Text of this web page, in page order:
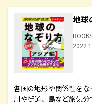
地
各国の地形や関係性をな
川や街道、島など旅気分